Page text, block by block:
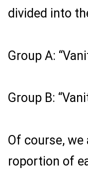
divided into
Group A:
Group B:
Of course,
roportion of